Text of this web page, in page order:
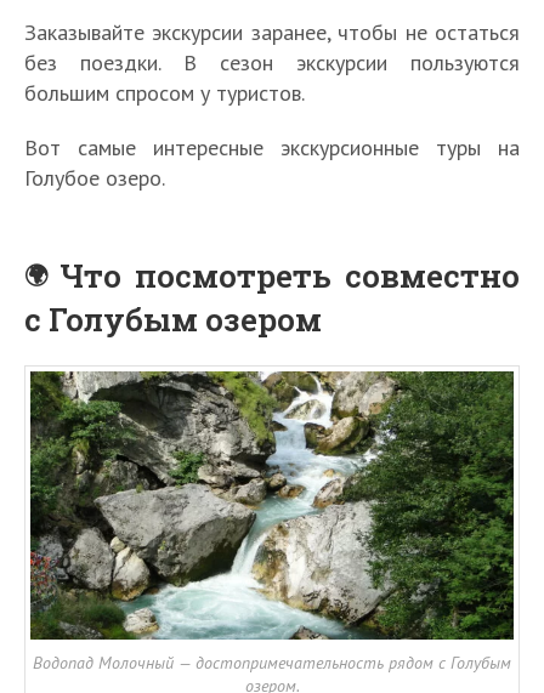
Заказывайте экскурсии заранее, чтобы не остаться
без поездки. В сезон экскурсии пользуются
большим спросом у туристов.
Вот самые интересные экскурсионные туры на
Голубое озеро.
Что посмотреть совместно
с Голубым озером
Водопад Молочный — достопримечательность рядом с Голубым
озером.